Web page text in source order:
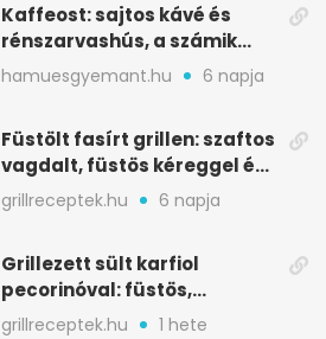
Kaffeost: sajtos kávé és
rénszarvashús, a számik
melegítő itala
hamuesgyemant.hu 6 napja
Füstölt fasírt grillen: szaftos
vagdalt, füstös kéreggel és
BBQ mázzal
grillreceptek.hu 6 napja
Grillezett sült karfiol
pecorinóval: füstös,
karamellizált nyári kedvenc
grillreceptek.hu 1 hete